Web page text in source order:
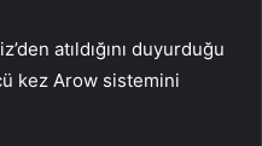
atıldığını duyurduğu
kez Arow sistemini